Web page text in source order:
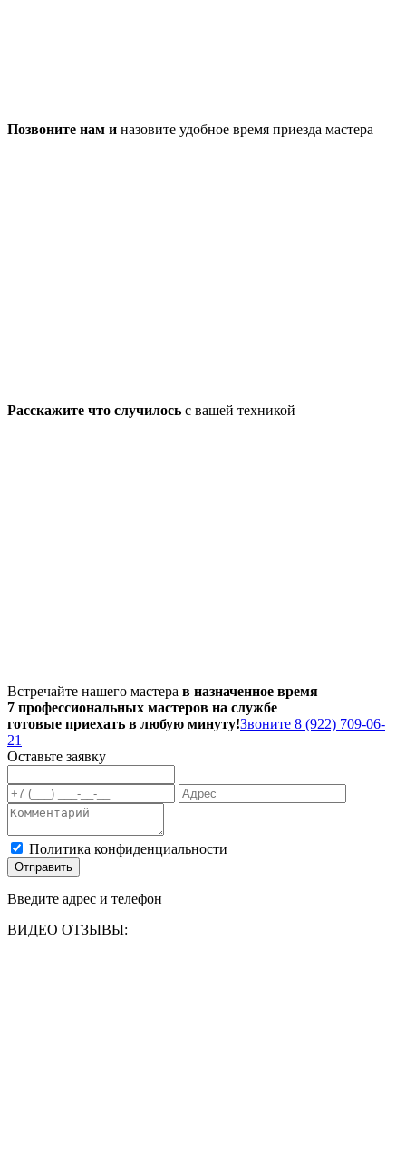
Позвоните нам и назовите удобное время приезда мастера
Расскажите что случилось с вашей техникой
Встречайте нашего мастера в назначенное время
7 профессиональных мастеров на службе
готовые приехать в любую минуту!Звоните 8 (922) 709-06-
21
Оставьте заявку
Политика конфиденциальности
Отправить
Введите адрес и телефон
ВИДЕО ОТЗЫВЫ: